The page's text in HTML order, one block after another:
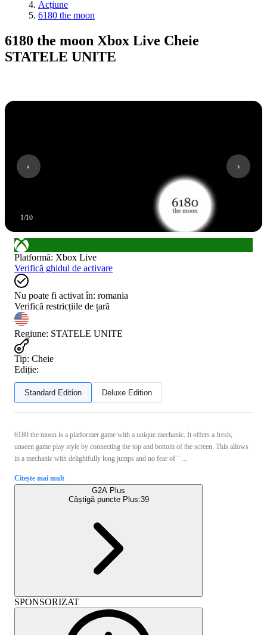
Acțiune
6180 the moon
6180 the moon Xbox Live Cheie
STATELE UNITE
1/10
Platformă: Xbox Live
Verifică ghidul de activare
Nu poate fi activat în: romania
Verifică restricțiile de țară
Regiune: STATELE UNITE
Tip: Cheie
Ediție:
Standard Edition Deluxe Edition
6180 the moon is a platformer game with a unique mechanic. It offers a fresh,
unseen game play style by connecting the top and bottom of the screen. This allows
in a mechanic with delightfully long jumps and no fear of " ...
Citește mai mult
G2A Plus
Câștigă puncte Plus:39
SPONSORIZAT